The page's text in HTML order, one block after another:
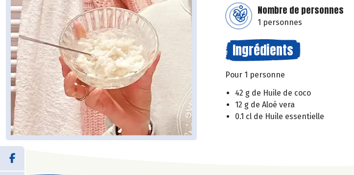
Nombre de personnes
1 personnes
Ingrédients
Pour 1 personne
42 g de Huile de coco
12 g de Aloé vera
0.1 cl de Huile essentielle